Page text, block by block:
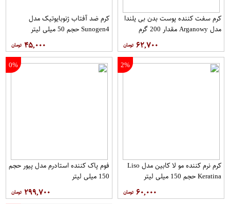
کرم سفت‌ کننده پوست بدن بی یلندا
مدل Arganowy مقدار 200 گرم
۶۲,۷۰۰
کرم ضد آفتاب ژنوبایوتیک مدل
Sunogen4 حجم 50 میلی لیتر
۴۵,۰۰۰
2%
کرم نرم کننده مو لا کابین مدل Liso
Keratina حجم 150 میلی لیتر
۶۰,۰۰۰
0%
فوم پاک کننده استادرم مدل پیور حجم
150 میلی لیتر
۲۹۹,۷۰۰